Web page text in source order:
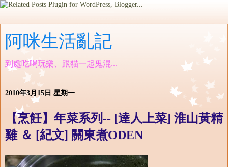
阿咪生活亂記
到處吃喝玩樂、跟貓一起鬼混...
2010年3月15日 星期一
【烹飪】年菜系列-- [達人上菜] 淮山黃精
雞 ＆ [紀文] 關東煮ODEN